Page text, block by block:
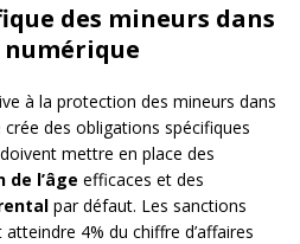
des mineurs dans
à la protection des mineurs dans
des obligations spécifiques
mettre en place des
l’âge efficaces et des
par défaut. Les sanctions
4% du chiffre d’affaires